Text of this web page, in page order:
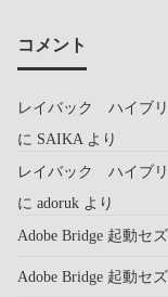
コメント
レイバック ハイブ
に SAIKA より
レイバック ハイブ
に adoruk より
Adobe Bridge 起動セ
Adobe Bridge 起動セ